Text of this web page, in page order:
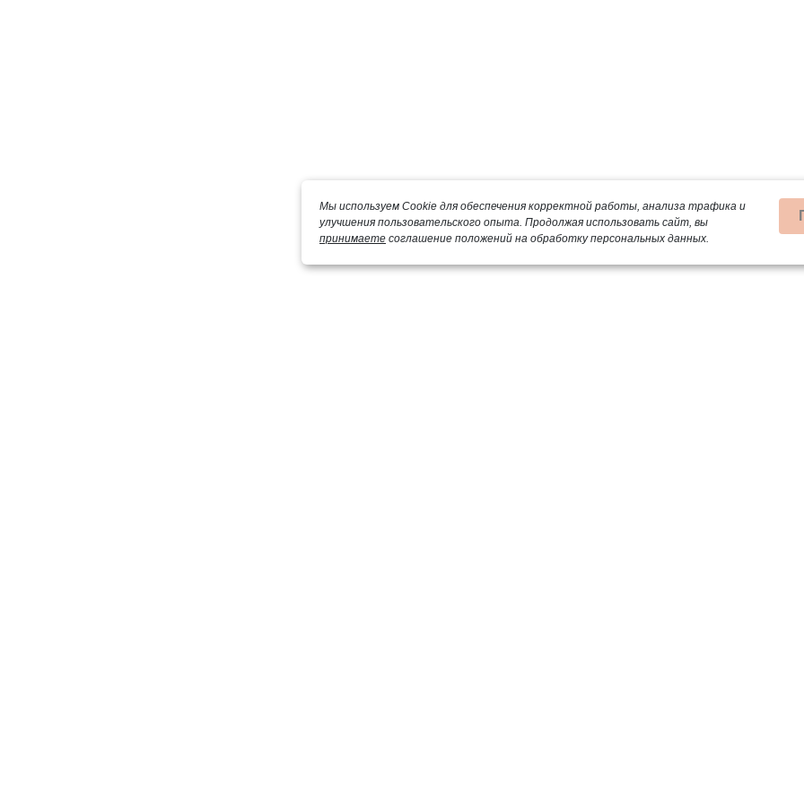
Мы используем Cookie для обеспечения корректной работы, анализа трафика и
улучшения пользовательского опыта. Продолжая использовать сайт, вы
принимаете соглашение положений на обработку персональных данных.